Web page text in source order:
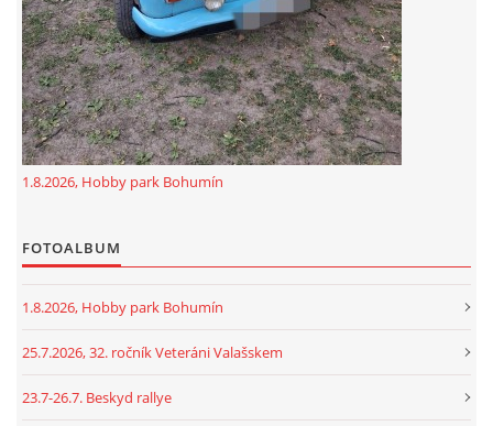
oldfiatclub@seznam.cz |RSS
1.8.2026, Hobby park Bohumín
FOTOALBUM
1.8.2026, Hobby park Bohumín
25.7.2026, 32. ročník Veteráni Valašskem
23.7-26.7. Beskyd rallye